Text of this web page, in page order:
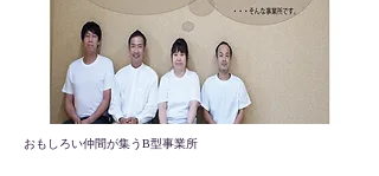
おもしろい仲間が集うB型事業所